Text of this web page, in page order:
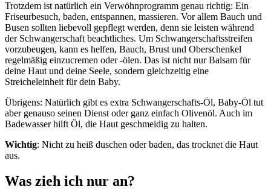
Trotzdem ist natürlich ein Verwöhnprogramm genau richtig: Ein
Friseurbesuch, baden, entspannen, massieren. Vor allem Bauch und
Busen sollten liebevoll gepflegt werden, denn sie leisten während
der Schwangerschaft beachtliches. Um Schwangerschaftsstreifen
vorzubeugen, kann es helfen, Bauch, Brust und Oberschenkel
regelmäßig einzucremen oder -ölen. Das ist nicht nur Balsam für
deine Haut und deine Seele, sondern gleichzeitig eine
Streicheleinheit für dein Baby.
Übrigens: Natürlich gibt es extra Schwangerschafts-Öl, Baby-Öl tut
aber genauso seinen Dienst oder ganz einfach Olivenöl. Auch im
Badewasser hilft Öl, die Haut geschmeidig zu halten.
Wichtig: Nicht zu heiß duschen oder baden, das trocknet die Haut
aus.
Was zieh ich nur an?